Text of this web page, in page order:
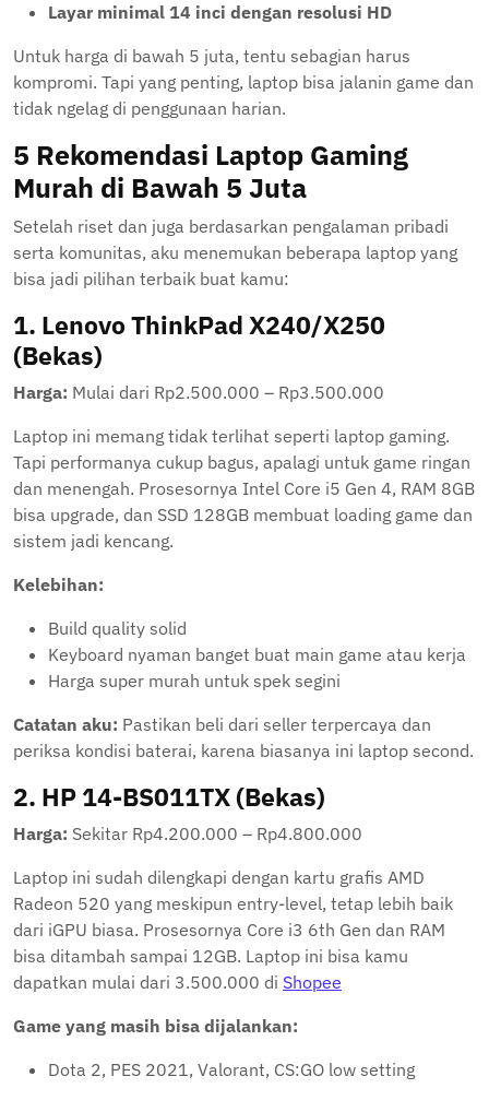
Layar minimal 14 inci dengan resolusi HD
Untuk harga di bawah 5 juta, tentu sebagian harus
kompromi. Tapi yang penting, laptop bisa jalanin game dan
tidak ngelag di penggunaan harian.
5 Rekomendasi Laptop Gaming
Murah di Bawah 5 Juta
Setelah riset dan juga berdasarkan pengalaman pribadi
serta komunitas, aku menemukan beberapa laptop yang
bisa jadi pilihan terbaik buat kamu:
1. Lenovo ThinkPad X240/X250
(Bekas)
Harga: Mulai dari Rp2.500.000 – Rp3.500.000
Laptop ini memang tidak terlihat seperti laptop gaming.
Tapi performanya cukup bagus, apalagi untuk game ringan
dan menengah. Prosesornya Intel Core i5 Gen 4, RAM 8GB
bisa upgrade, dan SSD 128GB membuat loading game dan
sistem jadi kencang.
Kelebihan:
Build quality solid
Keyboard nyaman banget buat main game atau kerja
Harga super murah untuk spek segini
Catatan aku: Pastikan beli dari seller terpercaya dan
periksa kondisi baterai, karena biasanya ini laptop second.
2. HP 14-BS011TX (Bekas)
Harga: Sekitar Rp4.200.000 – Rp4.800.000
Laptop ini sudah dilengkapi dengan kartu grafis AMD
Radeon 520 yang meskipun entry-level, tetap lebih baik
dari iGPU biasa. Prosesornya Core i3 6th Gen dan RAM
bisa ditambah sampai 12GB. Laptop ini bisa kamu
dapatkan mulai dari 3.500.000 di Shopee
Game yang masih bisa dijalankan:
Dota 2, PES 2021, Valorant, CS:GO low setting